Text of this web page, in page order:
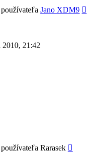
Jano XDM9
2010, 21:42
Rarasek